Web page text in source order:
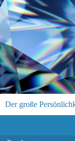
Der große